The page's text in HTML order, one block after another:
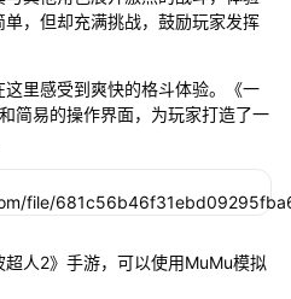
，但却充满挑战，鼓励玩家发挥
里感受到爽快的格斗体验。《一
简易的操作界面，为玩家打造了一
人2》手游，可以使用MuMu模拟